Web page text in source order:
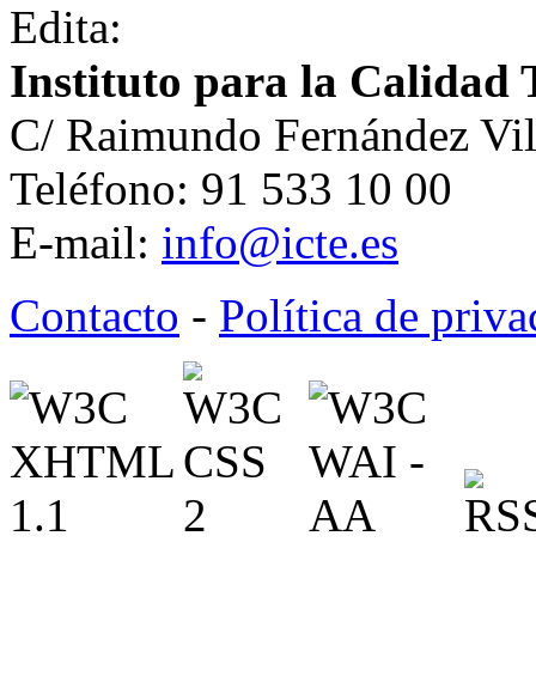
Edita:
Instituto para la Calidad
C/ Raimundo Fernández
Teléfono: 91 533 10 00
E-mail: info@icte.es
Contacto - Política de